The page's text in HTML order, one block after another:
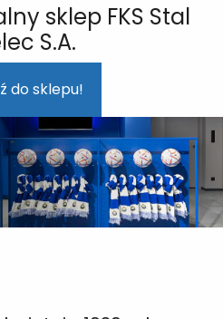
sklep FKS Stal
S.A.
do sklepu!